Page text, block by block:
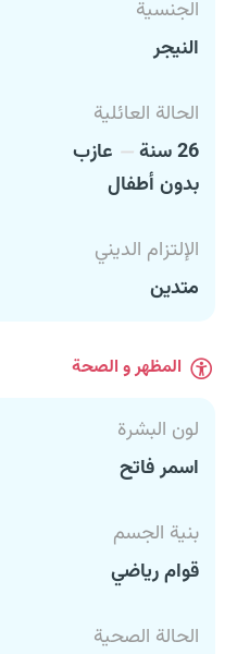
الجنسية
النيجر
الحالة العائلية
26 سنة
عازب
بدون أطفال
الإلتزام الديني
متدين
المظهر و الصحة
لون البشرة
اسمر فاتح
بنية الجسم
قوام رياضي
الحالة الصحية